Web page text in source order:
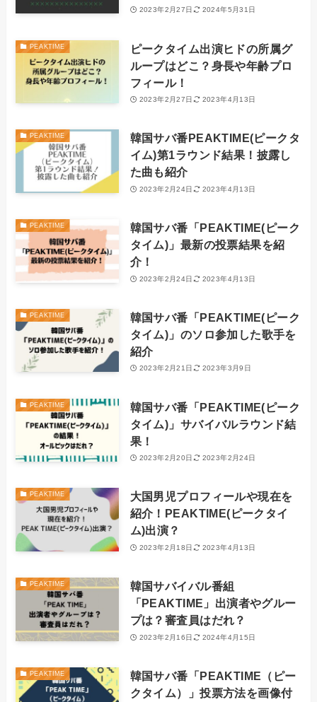
2023年2月27日 2024年5月31日
PEAKTIME
ピークタイム出演ヒドの所属グ
ループはどこ？身長や年齢プロ
フィール！
2023年2月27日 2023年4月13日
PEAKTIME
韓国サバ番PEAKTIME(ピークタ
イム)第1ラウンド結果！披露し
た曲も紹介
2023年2月24日 2023年4月13日
PEAKTIME
韓国サバ番「PEAKTIME(ピーク
タイム)」最新の投票結果を紹
介！
2023年2月24日 2023年4月13日
PEAKTIME
韓国サバ番「PEAKTIME(ピーク
タイム)」のソロ参加した歌手を
紹介
2023年2月21日 2023年3月9日
PEAKTIME
韓国サバ番「PEAKTIME(ピーク
タイム)」サバイバルラウンド結
果！
2023年2月20日 2023年2月24日
PEAKTIME
大国男児プロフィールや現在を
紹介！PEAKTIME(ピークタイ
ム)出演？
2023年2月18日 2023年4月13日
PEAKTIME
韓国サバイバル番組
「PEAKTIME」出演者やグルー
プは？審査員はだれ？
2023年2月16日 2024年4月15日
PEAKTIME
韓国サバ番「PEAKTIME（ピー
クタイム）」投票方法を画像付